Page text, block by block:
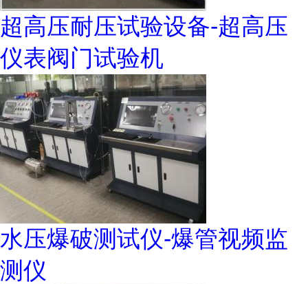
超高压耐压试验设备-超高压
仪表阀门试验机
水压爆破测试仪-爆管视频监
测仪